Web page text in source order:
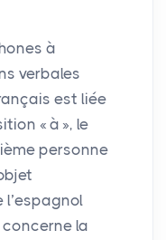
à
verbales
est liée
« à », le
personne
concerne la